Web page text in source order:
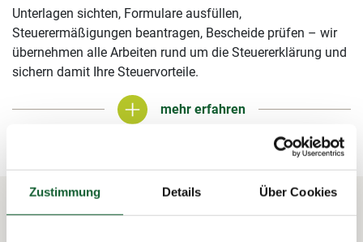
Zustimmung Details Über Cookies
Unterlagen sichten, Formulare ausfüllen,
Steuerermäßigungen beantragen, Bescheide prüfen – wir
übernehmen alle Arbeiten rund um die Steuererklärung und
sichern damit Ihre Steuervorteile.
mehr erfahren
mehr erfahren